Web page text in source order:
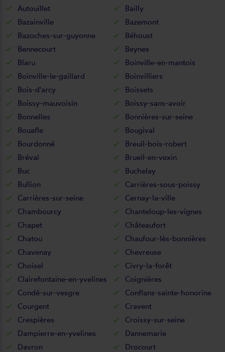
Autouillet
Bailly
Bazainville
Bazemont
Bazoches-sur-guyonne
Béhoust
Bennecourt
Beynes
Blaru
Boinville-en-mantois
Boinville-le-gaillard
Boinvilliers
Bois-d'arcy
Boissets
Boissy-mauvoisin
Boissy-sans-avoir
Bonnelles
Bonnières-sur-seine
Bouafle
Bougival
Bourdonné
Breuil-bois-robert
Bréval
Brueil-en-vexin
Buc
Buchelay
Bullion
Carrières-sous-poissy
Carrières-sur-seine
Cernay-la-ville
Chambourcy
Chanteloup-les-vignes
Chapet
Châteaufort
Chatou
Chaufour-lès-bonnières
Chavenay
Chevreuse
Choisel
Civry-la-forêt
Clairefontaine-en-yvelines
Coignières
Condé-sur-vesgre
Conflans-sainte-honorine
Courgent
Cravent
Crespières
Croissy-sur-seine
Dampierre-en-yvelines
Dannemarie
Davron
Drocourt